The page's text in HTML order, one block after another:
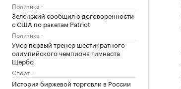
Политика
Зеленский сообщил о договоренности
с США по ракетам Patriot
Политика
Умер первый тренер шестикратного
олимпийского чемпиона гимнаста
Щербо
Спорт
История биржевой торговли в России